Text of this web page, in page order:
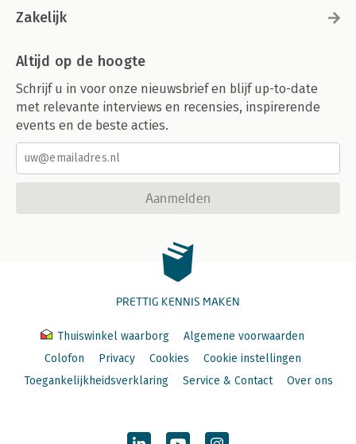
Zakelijk
Altijd op de hoogte
Schrijf u in voor onze nieuwsbrief en blijf up-to-date
met relevante interviews en recensies, inspirerende
events en de beste acties.
Aanmelden
PRETTIG KENNIS MAKEN
Thuiswinkel waarborg
Algemene voorwaarden
Colofon
Privacy Cookies
Cookie instellingen
Toegankelijkheidsverklaring
Service & Contact Over ons